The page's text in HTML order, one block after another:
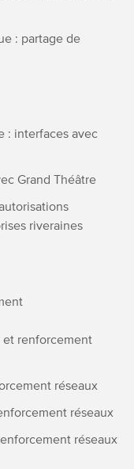
: partage de
: interfaces avec
Grand Théâtre
riveraines
et renforcement
réseaux
réseaux
réseaux